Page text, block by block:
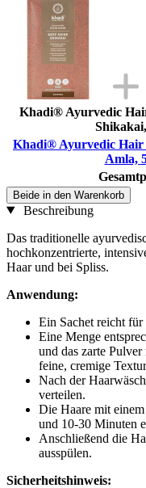
Khadi® Ayurvedic
Khadi® Ayurvedic Hair
Amla,
Beide in den Warenkorb
Beschreibung
Das traditionelle
hochkonzentrierte,
Haar und bei Spliss.
Anwendung:
Ein Sachet reicht
Eine Menge
und das zarte
feine, cremige
Nach der
verteilen.
Die Haare mit
und 10-30 Minuten
Anschließend die
ausspülen.
Sicherheitshinweis: